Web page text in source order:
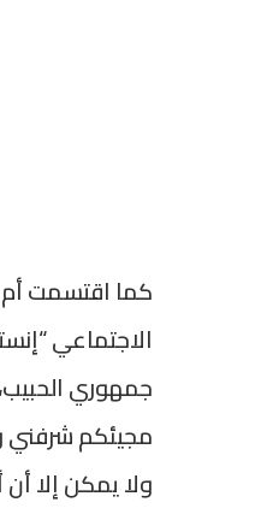
كما اقتسمت
الاجتماعي
جمهوري
مجيئكم شرفني
ولا يمكن إلا